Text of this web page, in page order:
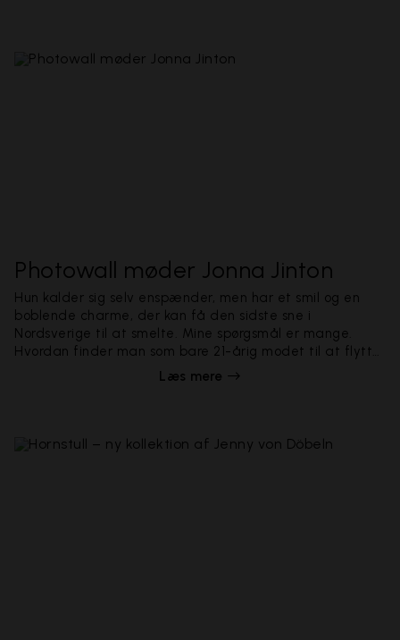
Photowall møder Jonna Jinton
Hun kalder sig selv enspænder, men har et smil og en
boblende charme, der kan få den sidste sne i
Nordsverige til at smelte. Mine spørgsmål er mange.
Hvordan finder man som bare 21-årig modet til at flytte
til en lille landsby i det nordlige Sverige med kun 10
tapet​kollektion.
Læs mere